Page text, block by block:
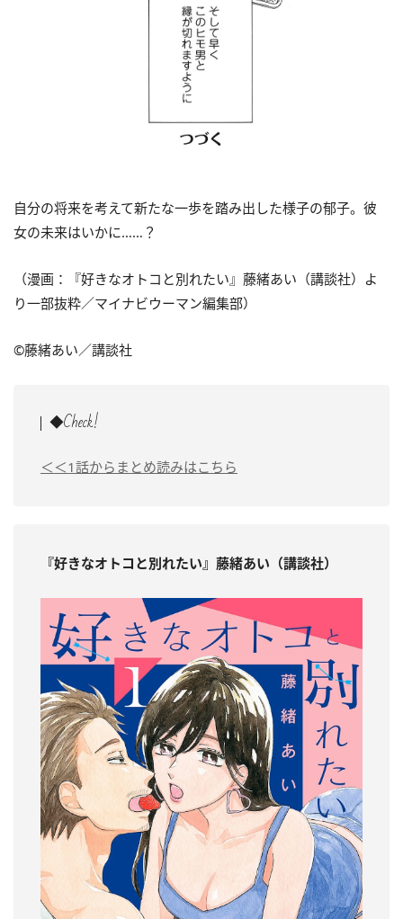
自分の将来を考えて新たな一歩を踏み出した様子の郁子。彼
女の未来はいかに……？
（漫画：『好きなオトコと別れたい』藤緒あい（講談社）よ
り一部抜粋／マイナビウーマン編集部）
©藤緒あい／講談社
◆Check!
＜＜1話からまとめ読みはこちら
『好きなオトコと別れたい 』藤緒あい（講談社）